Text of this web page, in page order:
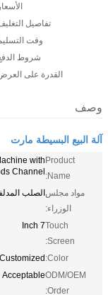
تفاصيل
وقت
شروط
القدرة على
وصف
آلة البيع البسيطة مارت
Product
Name:
with
Channel
مواد مجلس
الوزراء:
الصلب
Touch
Screen:
7 Inch
Color:
ODM/OEM
Order:
Acceptable